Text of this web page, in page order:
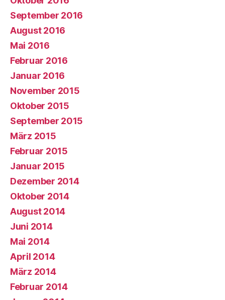
September 2016
August 2016
Mai 2016
Februar 2016
Januar 2016
November 2015
Oktober 2015
September 2015
März 2015
Februar 2015
Januar 2015
Dezember 2014
Oktober 2014
August 2014
Juni 2014
Mai 2014
April 2014
März 2014
Februar 2014